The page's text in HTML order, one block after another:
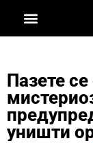
Пазете
уништи